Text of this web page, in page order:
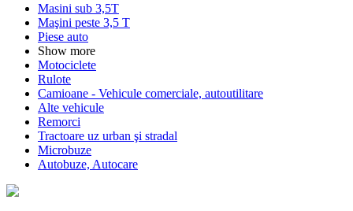
Masini sub 3,5T
Maşini peste 3,5 T
Piese auto
Show more
Motociclete
Rulote
Camioane - Vehicule comerciale, autoutilitare
Alte vehicule
Remorci
Tractoare uz urban şi stradal
Microbuze
Autobuze, Autocare